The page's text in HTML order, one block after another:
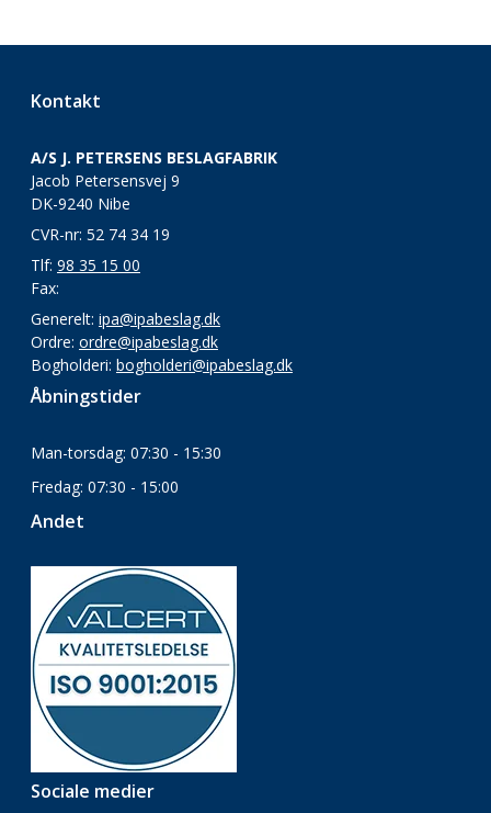
Kontakt
A/S J. PETERSENS BESLAGFABRIK
Jacob Petersensvej 9
DK-9240 Nibe
CVR-nr: 52 74 34 19
Tlf: 98 35 15 00
Fax:
Generelt: ipa@ipabeslag.dk
Ordre: ordre@ipabeslag.dk
Bogholderi: bogholderi@ipabeslag.dk
Åbningstider
Man-torsdag: 07:30 - 15:30
Fredag: 07:30 - 15:00
Andet
Sociale medier